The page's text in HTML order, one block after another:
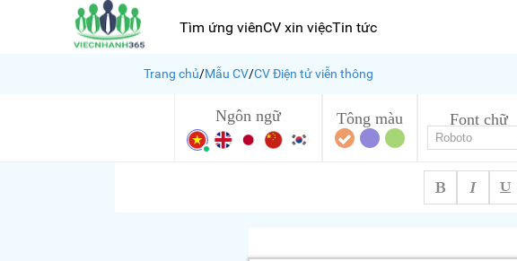
Tìm ứng viênCV xin việcTin tức
Trang chủ/Mẫu CV/CV Điện tử viễn thông
Ngôn ngữ Tông màu Font chữ